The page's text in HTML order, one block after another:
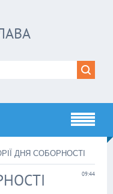
ДНЯ СОБОРНОСТІ
09:44